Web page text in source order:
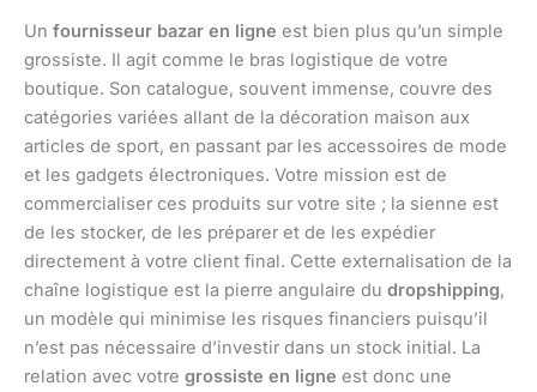
Un fournisseur bazar en ligne est bien plus qu’un simple
grossiste. Il agit comme le bras logistique de votre
boutique. Son catalogue, souvent immense, couvre des
catégories variées allant de la décoration maison aux
articles de sport, en passant par les accessoires de mode
et les gadgets électroniques. Votre mission est de
commercialiser ces produits sur votre site ; la sienne est
de les stocker, de les préparer et de les expédier
directement à votre client final. Cette externalisation de la
chaîne logistique est la pierre angulaire du dropshipping,
un modèle qui minimise les risques financiers puisqu’il
n’est pas nécessaire d’investir dans un stock initial. La
relation avec votre grossiste en ligne est donc une